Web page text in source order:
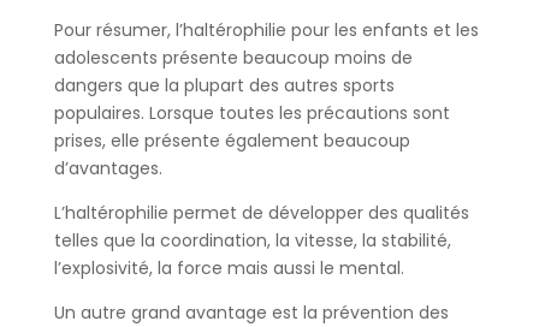
Pour résumer, l’haltérophilie pour les enfants et les
adolescents présente beaucoup moins de
dangers que la plupart des autres sports
populaires. Lorsque toutes les précautions sont
prises, elle présente également beaucoup
d’avantages.
L’haltérophilie permet de développer des qualités
telles que la coordination, la vitesse, la stabilité,
l’explosivité, la force mais aussi le mental.
Un autre grand avantage est la prévention des